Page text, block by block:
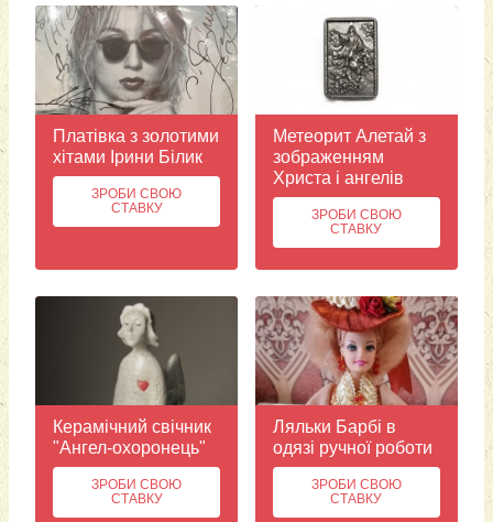
Платівка з золотими
хітами Ірини Білик
ЗРОБИ СВОЮ
СТАВКУ
Метеорит Алетай з
зображенням
Христа і ангелів
ЗРОБИ СВОЮ
СТАВКУ
Керамічний свічник
"Ангел-охоронець"
ЗРОБИ СВОЮ
СТАВКУ
Ляльки Барбі в
одязі ручної роботи
ЗРОБИ СВОЮ
СТАВКУ